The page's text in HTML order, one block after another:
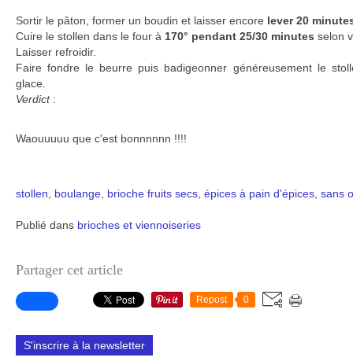
Sortir le pâton, former un boudin et laisser encore lever 20
Cuire le stollen dans le four à 170° pendant 25/30 minutes selon
Laisser refroidir.
Faire fondre le beurre puis badigeonner généreusement le
glace.
Verdict:
Waouuuuu que c'est bonnnnnn !!!!
stollen boulange brioche fruits secs épices à pain d'épices sans
Publié dans brioches et viennoiseries
Partager cet article
Repost 0
S'inscrire à la newsletter